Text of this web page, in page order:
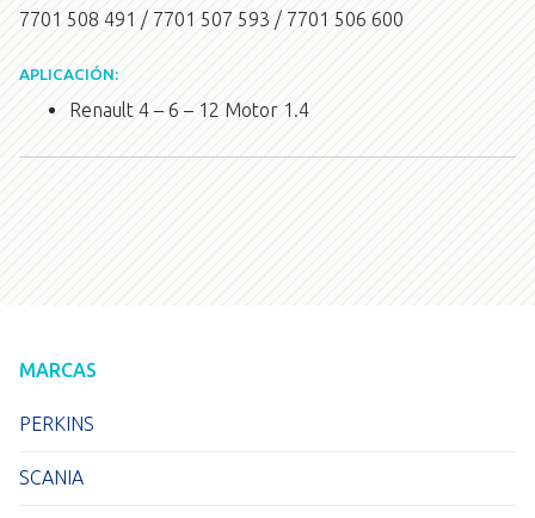
consultas@bombassabi.com.ar
7701 508 491 / 7701 507 593 / 7701 506 600
APLICACIÓN:
Renault 4 – 6 – 12 Motor 1.4
MARCAS
PERKINS
SCANIA